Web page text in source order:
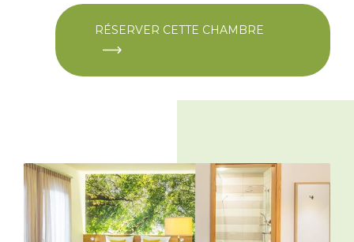
RÉSERVER CETTE CHAMBRE